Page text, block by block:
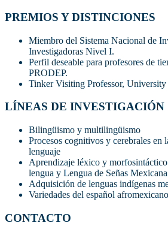
PREMIOS Y DISTINCIONES
Miembro del Sistema Nacional de
Investigadoras Nivel I.
Perfil deseable para profesores de
PRODEP.
Tinker Visiting Professor,
LÍNEAS DE INVESTIGACIÓN
Bilingüismo y multilingüismo
Procesos cognitivos y cerebrales en
lenguaje
Aprendizaje léxico y
lengua y Lengua de Señas Mexicana
Adquisición de lenguas indígenas
Variedades del español afromexicano
CONTACTO